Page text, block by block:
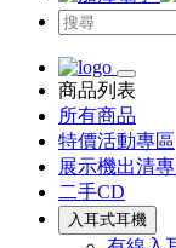
商品列表
所有商品
特價活動專區
展示機出清
二手CD
入耳式耳機